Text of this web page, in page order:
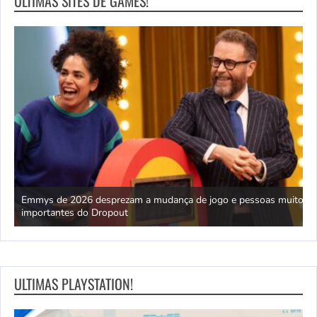
Emmys de 2026 desprezam a mudança de jogo e pessoas muito
importantes do Dropout
ULTIMAS PLAYSTATION!